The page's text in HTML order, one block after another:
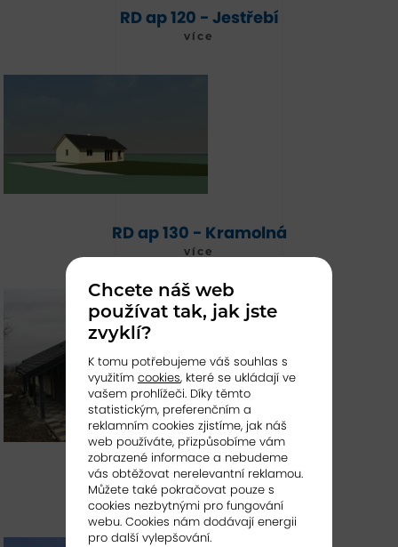
RD ap 120 - Jestřebí
více
RD ap 130 - Kramolná
více
RD ap 130 - úprava, Časy
více
Chcete náš web
používat tak, jak jste
zvyklí?
K tomu potřebujeme váš souhlas s
využitím cookies, které se ukládají ve
vašem prohlížeči. Díky těmto
statistickým, preferenčním a
reklamním cookies zjistíme, jak náš
web používáte, přizpůsobíme vám
zobrazené informace a nebudeme
vás obtěžovat nerelevantní reklamou.
Můžete také pokračovat pouze s
cookies nezbytnými pro fungování
webu. Cookies nám dodávají energii
pro další vylepšování.